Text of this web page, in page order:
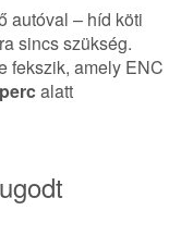
autóval – híd köti
sincs szükség.
fekszik, amely ENC
alatt